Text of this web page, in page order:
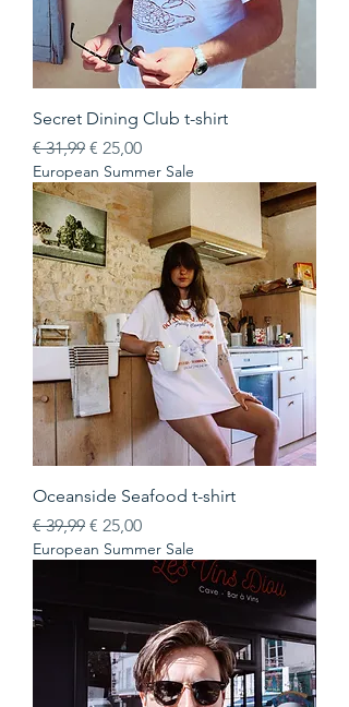
Secret Dining Club t-shirt
Normale prijs
€ 31,99 Verkoopprijs
€ 25,00
European Summer Sale
Oceanside Seafood t-shirt
Normale prijs
€ 39,99 Verkoopprijs
€ 25,00
European Summer Sale